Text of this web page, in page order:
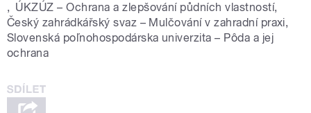
, ÚKZÚZ – Ochrana a zlepšování půdních vlastností,
Český zahrádkářský svaz – Mulčování v zahradní praxi,
Slovenská poľnohospodárska univerzita – Pôda a jej
ochrana